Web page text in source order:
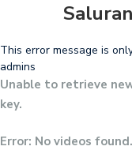
This error message is
admins
Unable to retrieve
key.
Error: No videos found.